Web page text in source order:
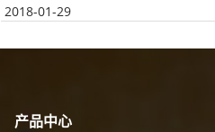
2018-01-29
产品中心